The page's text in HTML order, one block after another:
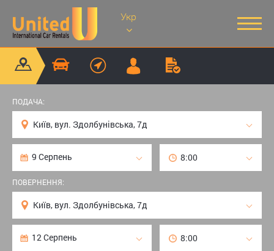
Укр
ПОДАЧА:
ПОВЕРНЕННЯ: